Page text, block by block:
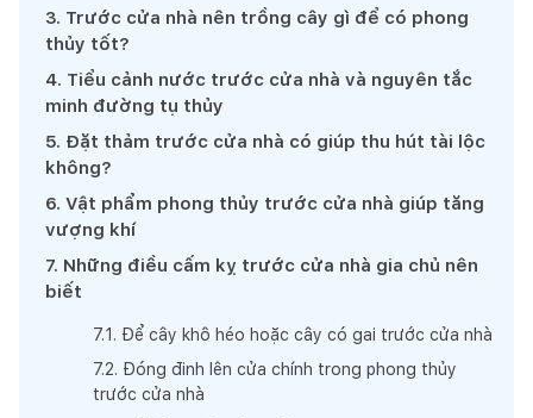
3. Trước cửa nhà nên trồng cây gì để có phong
thủy tốt?
4. Tiểu cảnh nước trước cửa nhà và nguyên tắc
minh đường tụ thủy
5. Đặt thảm trước cửa nhà có giúp thu hút tài lộc
không?
6. Vật phẩm phong thủy trước cửa nhà giúp tăng
vượng khí
7. Những điều cấm kỵ trước cửa nhà gia chủ nên
biết
7.1 . Để cây khô héo hoặc cây có gai trước cửa nhà
7.2. Đóng đinh lên cửa chính trong phong thủy
trước cửa nhà